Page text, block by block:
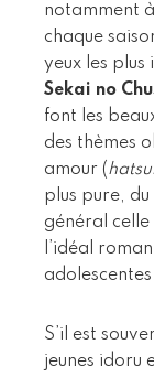
notamment
chaque
yeux les plus
Sekai no
font les
des thèmes
amour (
plus pure,
général celle
l’idéal
S’il est
jeunes idoru